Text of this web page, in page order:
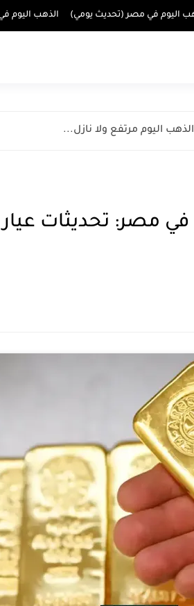
اليوم في مصر (تحديث يومي) الذهب اليوم
اليوم مرتفع ولا نازل...